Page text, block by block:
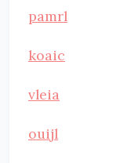
pamrl
koaic
vleia
ouijl